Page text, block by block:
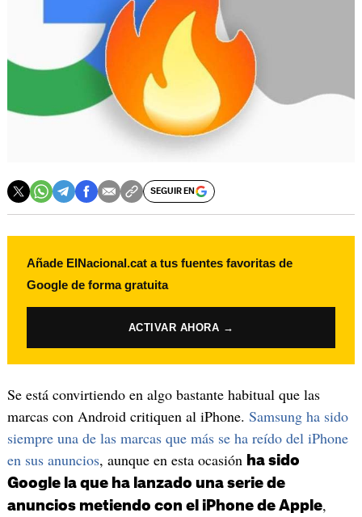
SEGUIR EN
Añade ElNacional.cat a tus fuentes favoritas de
Google de forma gratuita
ACTIVAR AHORA →
Se está convirtiendo en algo bastante habitual que las
marcas con Android critiquen al iPhone. Samsung ha sido
siempre una de las marcas que más se ha reído del iPhone
en sus anuncios, aunque en esta ocasión ha sido
Google la que ha lanzado una serie de
anuncios metiendo con el iPhone de Apple,